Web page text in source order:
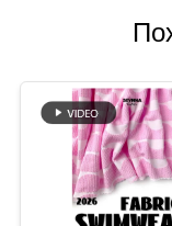
PRIVACY
POLICY